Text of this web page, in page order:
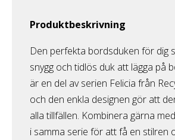
Produktbeskrivning
Den perfekta bordsduken för dig
snygg och tidlös duk att lägga på
är en del av serien Felicia från
och den enkla designen gör att
alla tillfällen. Kombinera gärna
i samma serie för att få en stilren